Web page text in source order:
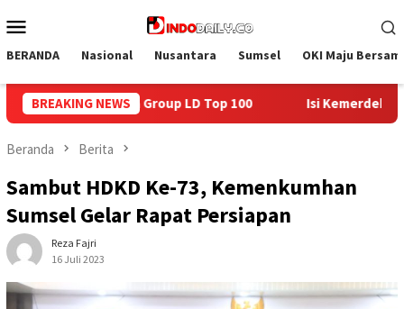
ke
Mobile
BERANDA Nasional Nusantara Sumsel OKI Maju
BREAKING NEWS
Isi Kemerdekaan dengan Kepedulian, Lapas Sekayu
Beranda Berita
Sambut HDKD Ke-73, Kemenkumhan
Sumsel Gelar Rapat Persiapan
Reza Fajri
16 Juli 2023